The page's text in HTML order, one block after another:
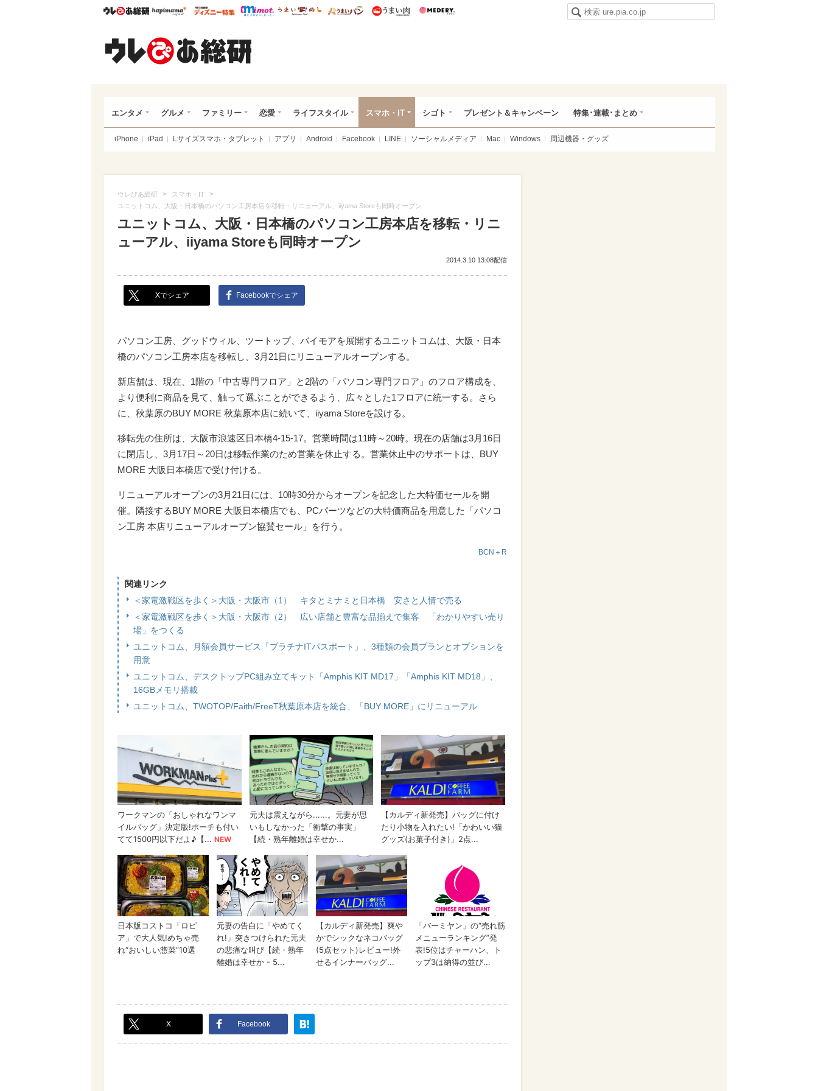
ウレぴあ総研ハピママ* ウレぴあ総研 ディズニー特集
mimot. うまいめし うまいパン うまい肉
エンタメ グルメ ファミリー 恋愛 ライフスタイル スマホ・IT シゴト プレゼント＆キャンペーン 特集･連載･まとめ
iPhone iPad Lサイズスマホ・タブレット アプリ Android Facebook LINE ソーシャルメディア Mac Windows 周辺機器・グッズ
ウレぴあ総研 > スマホ・IT >
ユニットコム、大阪・日本橋のパソコン工房本店を移転・リニューアル、iiyama Storeも同時オープン
ユニットコム、大阪・日本橋のパソコン工房本店を移転・リニ
ューアル、iiyama Storeも同時オープン
2014.3.10 13:08配信
Xでシェア Facebookでシェア
パソコン工房、グッドウィル、ツートップ、バイモアを展開するユニットコムは、大阪・日本
橋のパソコン工房本店を移転し、3月21日にリニューアルオープンする。
新店舗は、現在、1階の「中古専門フロア」と2階の「パソコン専門フロア」のフロア構成を、
より便利に商品を見て、触って選ぶことができるよう、広々とした1フロアに統一する。さら
に、秋葉原のBUY MORE 秋葉原本店に続いて、iiyama Storeを設ける。
移転先の住所は、大阪市浪速区日本橋4-15-17。営業時間は11時～20時。現在の店舗は3月16日
に閉店し、3月17日～20日は移転作業のため営業を休止する。営業休止中のサポートは、BUY
MORE 大阪日本橋店で受け付ける。
リニューアルオープンの3月21日には、10時30分からオープンを記念した大特価セールを開
催。隣接するBUY MORE 大阪日本橋店でも、PCパーツなどの大特価商品を用意した「パソコ
ン工房 本店リニューアルオープン協賛セール」を行う。
BCN＋R
関連リンク
＜家電激戦区を歩く＞大阪・大阪市（1） キタとミナミと日本橋 安さと人情で売る
＜家電激戦区を歩く＞大阪・大阪市（2） 広い店舗と豊富な品揃えで集客 「わかりやすい売り
場」をつくる
ユニットコム、月額会員サービス「プラチナITパスポート」、3種類の会員プランとオプションを
用意
ユニットコム、デスクトップPC組み立てキット「Amphis KIT MD17」「Amphis KIT MD18」、
16GBメモリ搭載
ユニットコム、TWOTOP/Faith/FreeT秋葉原本店を統合、「BUY MORE」にリニューアル
X Facebook